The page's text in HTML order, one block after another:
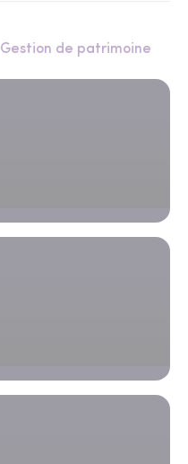
Gestion de patrimoine